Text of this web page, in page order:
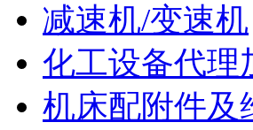
减速机/变速机
化工设备代理
机床配附件及